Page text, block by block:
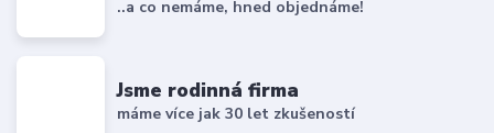
..a co nemáme, hned objednáme!
Jsme rodinná firma
máme více jak 30 let zkušeností